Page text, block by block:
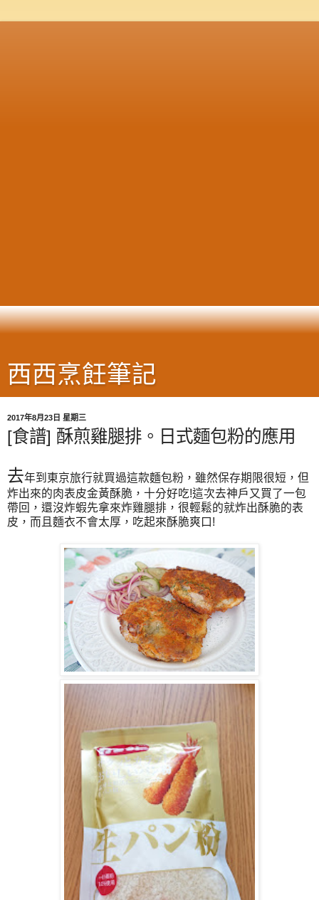
西西烹飪筆記
2017年8月23日 星期三
[食譜] 酥煎雞腿排。日式麵包粉的應用
去年到東京旅行就買過這款麵包粉，雖然保存期限很短，但
炸出來的肉表皮金黃酥脆，十分好吃!這次去神戶又買了一包
帶回，還沒炸蝦先拿來炸雞腿排，很輕鬆的就炸出酥脆的表
皮，而且麵衣不會太厚，吃起來酥脆爽口!